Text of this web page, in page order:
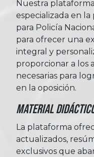
Nuestra
especializada en
para Policía
para ofrecer una
integral y
proporcionar a los
necesarias para
en la oposición.
Material
La plataforma
actualizados,
exclusivos que